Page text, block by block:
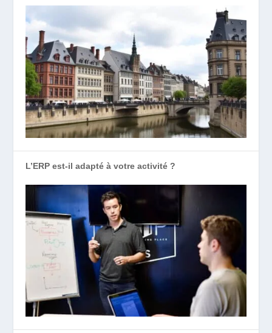
L’ERP est-il adapté à votre activité ?